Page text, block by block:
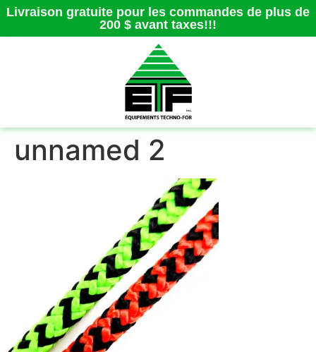
Livraison gratuite pour les commandes de plus de
200 $ avant taxes!!!
unnamed 2